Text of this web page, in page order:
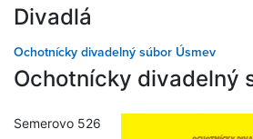
Divadlá
Ochotnícky divadelný súbor Úsmev
Ochotnícky divadelný
Semerovo 526